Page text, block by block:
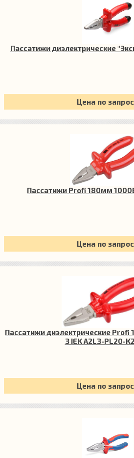
Пассатижи диэлектрические
Цена по
Пассатижи Profi 180мм
Цена по
Пассатижи диэлектрические Profi
3 IEK A2L3-PL20-
Цена по